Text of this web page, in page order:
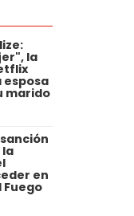
la
esposa
marido
la
en
Fuego